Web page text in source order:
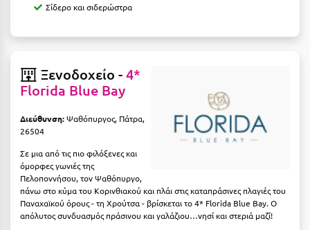
Κρουαζιέρες
Κύθηρα
Κυλλήνη
Κύμη Ευβοίας
Κυπαρισσία
Κως
Λ
Σίδερο και σιδερώστρα
Ξενοδοχείο -4*
Florida Blue Bay
Διεύθυνση:Ψαθόπυργος, Πάτρα,
26504
Σε μια από τις πιο φιλόξενες και
όμορφες γωνιές της
Πελοποννήσου, τον Ψαθόπυργο,
πάνω στο κύμα του Κορινθιακού και πλάι στις καταπράσινες πλαγιές του
Παναχαϊκού όρους - τη Χρούτσα - βρίσκεται το 4* Florida Blue Bay. Ο
απόλυτος συνδυασμός πράσινου και γαλάζιου…νησί και στεριά μαζί!